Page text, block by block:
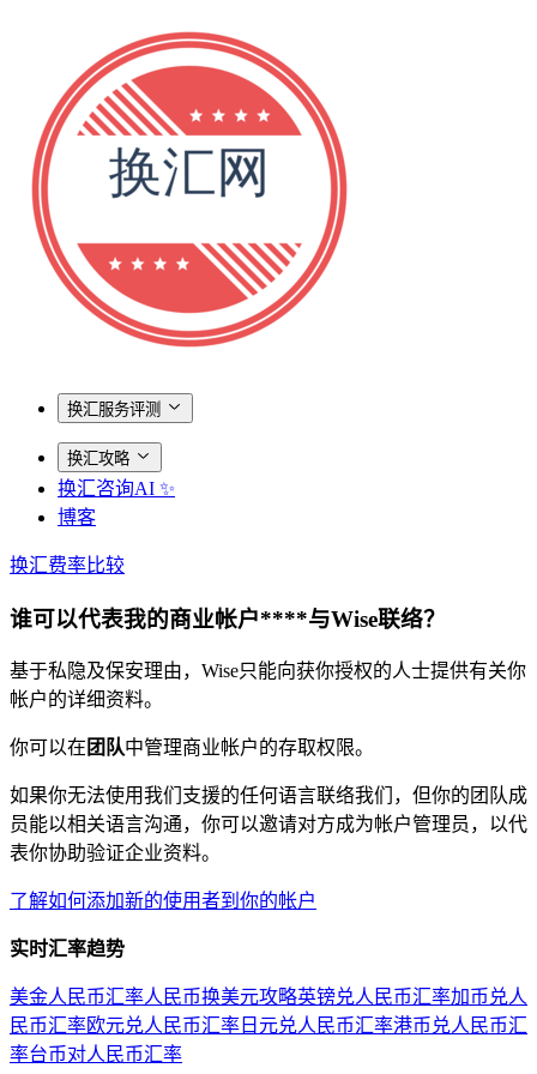
换汇服务评测
换汇攻略
换汇咨询AI ✨
博客
换汇费率比较
谁可以代表我的商业帐户****与Wise联络？
基于私隐及保安理由，Wise只能向获你授权的人士提供有关你
帐户的详细资料。
你可以在 团队中管理商业帐户的存取权限。
如果你无法使用我们支援的任何语言联络我们，但你的团队成
员能以相关语言沟通，你可以邀请对方成为帐户管理员，以代
表你协助验证企业资料。
了解如何添加新的使用者到你的帐户
实时汇率趋势
美金人民币汇率人民币换美元攻略英镑兑人民币汇率加币兑人
民币汇率欧元兑人民币汇率 日元兑人民币汇率港币兑人民币汇
率台币对人民币汇率